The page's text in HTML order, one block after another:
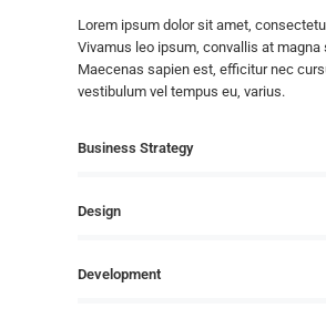
Lorem ipsum dolor sit amet,
Vivamus leo ipsum, convallis at
Maecenas sapien est, efficitur nec
vestibulum vel tempus eu, varius.
Business Strategy
Design
Development